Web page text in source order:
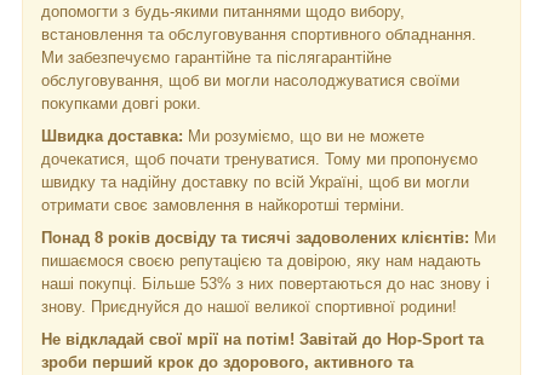
допомогти з будь-якими питаннями щодо вибору,
встановлення та обслуговування спортивного обладнання.
Ми забезпечуємо гарантійне та післягарантійне
обслуговування, щоб ви могли насолоджуватися своїми
покупками довгі роки.
Швидка доставка: Ми розуміємо, що ви не можете
дочекатися, щоб почати тренуватися. Тому ми пропонуємо
швидку та надійну доставку по всій Україні, щоб ви могли
отримати своє замовлення в найкоротші терміни.
Понад 8 років досвіду та тисячі задоволених клієнтів: Ми
пишаємося своєю репутацією та довірою, яку нам надають
наші покупці. Більше 53% з них повертаються до нас знову і
знову. Приєднуйся до нашої великої спортивної родини!
Не відкладай свої мрії на потім! Завітай до Hop-Sport та
зроби перший крок до здорового, активного та